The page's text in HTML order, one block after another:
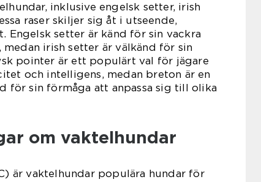
inklusive engelsk setter, irish
raser skiljer sig åt i utseende,
Engelsk setter är känd för sin vackra
irish setter är välkänd för sin
pointer är ett populärt val för jägare
och intelligens, medan breton är en
för sin förmåga att anpassa sig till olika
om vaktelhundar
är vaktelhundar populära hundar för